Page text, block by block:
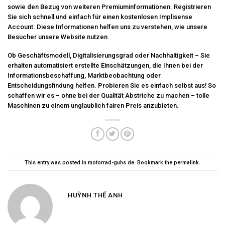
sowie den Bezug von weiteren Premiuminformationen. Registrieren
Sie sich schnell und einfach für einen kostenlosen Implisense
Account. Diese Informationen helfen uns zu verstehen, wie unsere
Besucher unsere Website nutzen.
Ob Geschäftsmodell, Digitalisierungsgrad oder Nachhaltigkeit – Sie
erhalten automatisiert erstellte Einschätzungen, die Ihnen bei der
Informationsbeschaffung, Marktbeobachtung oder
Entscheidungsfindung helfen. Probieren Sie es einfach selbst aus! So
schaffen wir es – ohne bei der Qualität Abstriche zu machen – tolle
Maschinen zu einem unglaublich fairen Preis anzubieten.
This entry was posted in motorrad-guhs.de. Bookmark the permalink.
HUỲNH THẾ ANH